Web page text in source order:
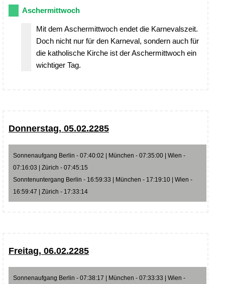
Aschermittwoch
Mit dem Aschermittwoch endet die Karnevalszeit.
Doch nicht nur für den Karneval, sondern auch für
die katholische Kirche ist der Aschermittwoch ein
wichtiger Tag.
Donnerstag, 05.02.2285
Sonnenaufgang Berlin - 07:40:02 | München - 07:35:00 | Wien -
07:16:03 | Zürich - 07:45:15
Sonntenuntergang Berlin - 16:59:33 | München - 17:19:10 | Wien -
16:59:47 | Zürich - 17:33:14
Freitag, 06.02.2285
Sonnenaufgang Berlin - 07:38:17 | München - 07:33:33 | Wien -